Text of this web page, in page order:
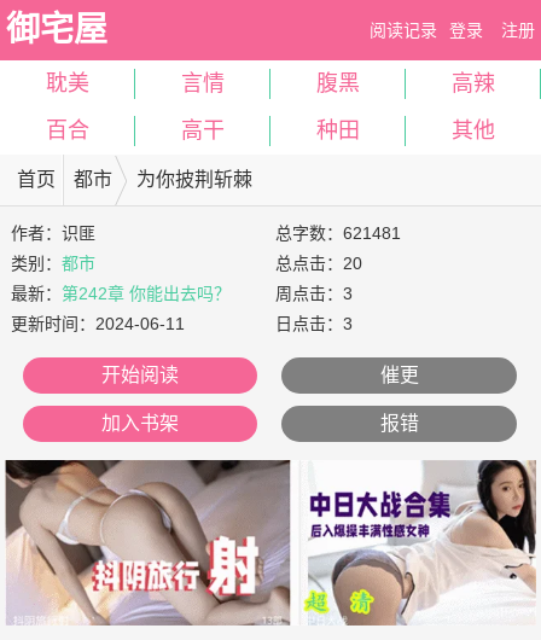
御宅屋 阅读记录 登录 注册
耽美 言情 腹黑
高辣
百合
高干 种田 其他
首页 都市 为你披荆斩棘
作者：识匪
类别：都市
最新： 第242章 你能出去吗？
更新时间： 2024-06-11
总字数：621481
总点击：20
周点击：3
日点击：3
开始阅读 催更
加入书架 报错